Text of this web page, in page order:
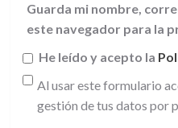
Guarda mi nombre,
este navegador para la
He leído y acepto la
Al usar este formulario
gestión de tus datos por